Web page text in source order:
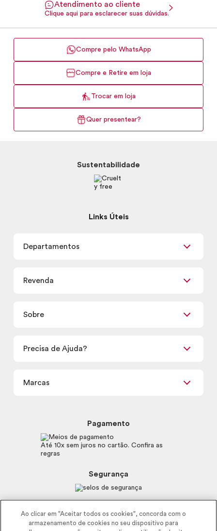
Atendimento ao cliente
Clique aqui para esclarecer suas dúvidas.
Compre pelo WhatsApp
Compre e Retire em loja
Trocar em loja
Quer presentear?
Sustentabilidade
Links Úteis
Departamentos
Skincare
Revenda
Quero ser Revendedor
Sobre
Nossas Lojas
Código de defesa do consumidor
Trabalhe com a gente
Recomendações Covid19
Precisa de Ajuda?
Frete e Entrega
Fale Conosco
E-mail
Marcas
Pagamento
Até 10x sem juros no cartão. Confira as
regras
Segurança
Ao clicar em "Aceitar todos os cookies", concorda com o
armazenamento de cookies no seu dispositivo para